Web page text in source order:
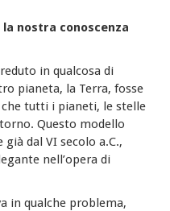
nostra conoscenza
in qualcosa di
pianeta, la Terra, fosse
tutti i pianeti, le stelle
Questo modello
dal VI secolo a.C.,
nell’opera di
in qualche problema,